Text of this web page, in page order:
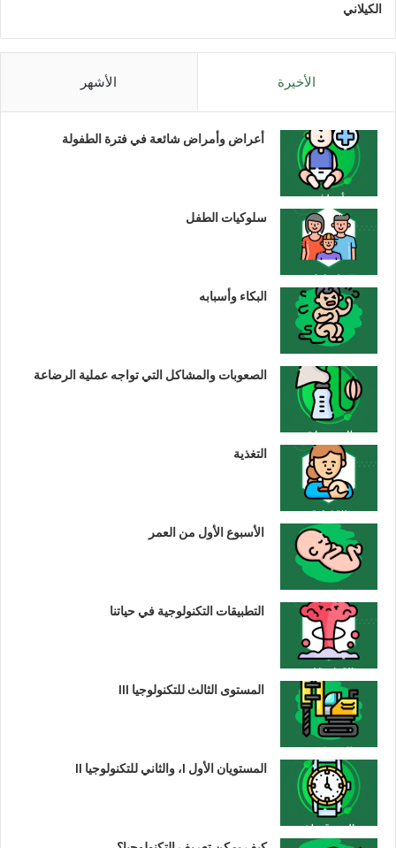
الكيلاني
الأخيرة الأشهر
أعراض وأمراض شائعة في فترة الطفولة
سلوكيات الطفل
البكاء وأسبابه
الصعوبات والمشاكل التي تواجه عملية الرضاعة
التغذية
الأسبوع الأول من العمر
التطبيقات التكنولوجية في حياتنا
المستوى الثالث للتكنولوجيا III
المستويان الأول I، والثاني للتكنولوجيا II